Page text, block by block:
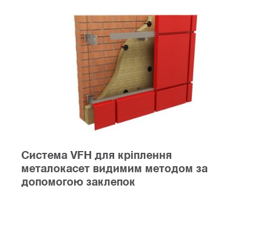
Система VFH для кріплення
металокасет видимим методом за
допомогою заклепок